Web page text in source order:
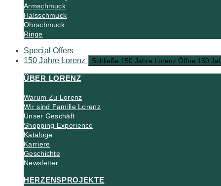
Armschmuck
Halsschmuck
Ohrschmuck
Ringe
Special Offers
150 Jahre Lorenz
Schließe 150 Jahre Lorenz Öffne 150
ÜBER LORENZ
Warum Zu Lorenz
Wir sind Familie Lorenz
Unser Geschäft
Shopping Experience
Kataloge
Karriere
Geschichte
Newsletter
HERZENSPROJEKTE